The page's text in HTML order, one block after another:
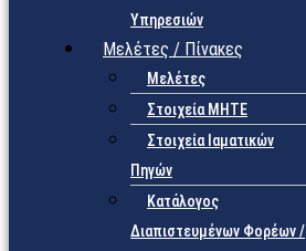
Υπηρεσιών
Μελέτες / Πίνακες
Μελέτες
Στοιχεία ΜΗΤΕ
Στοιχεία Ιαματικών
Πηγών
Κατάλογος
Διαπιστευμένων Φορέων /